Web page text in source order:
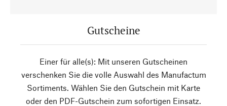
Gutscheine
Einer für alle(s): Mit unseren Gutscheinen
verschenken Sie die volle Auswahl des Manufactum
Sortiments. Wählen Sie den Gutschein mit Karte
oder den PDF-Gutschein zum sofortigen Einsatz.